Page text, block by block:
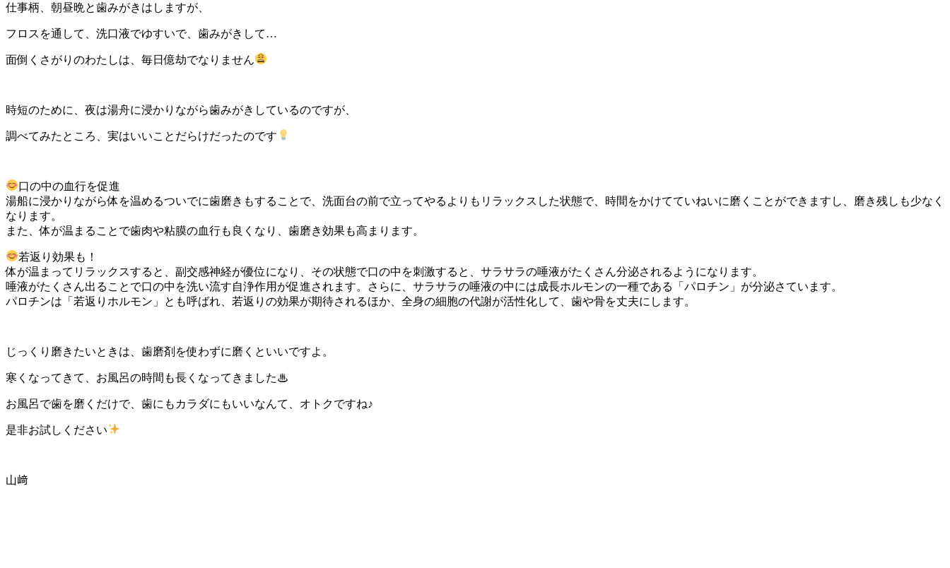
仕事柄、朝昼晩と歯みがきはしますが、
フロスを通して、洗口液でゆすいで、歯みがきして…
面倒くさがりのわたしは、毎日億劫でなりません
時短のために、夜は湯舟に浸かりながら歯みがきしているのですが、
調べてみたところ、実はいいことだらけだったのです
口の中の血行を促進
湯船に浸かりながら体を温めるついでに歯磨きもすることで、洗面台の前で立ってやるよりもリラックスした状態で、時間をかけてていねいに磨くことができますし、磨き残しも少なく
なります。
また、体が温まることで歯肉や粘膜の血行も良くなり、歯磨き効果も高まります。
若返り効果も！
体が温まってリラックスすると、副交感神経が優位になり、その状態で口の中を刺激すると、サラサラの唾液がたくさん分泌されるようになります。
唾液がたくさん出ることで口の中を洗い流す自浄作用が促進されます。さらに、サラサラの唾液の中には成長ホルモンの一種である「パロチン」が分泌さています。
パロチンは「若返りホルモン」とも呼ばれ、若返りの効果が期待されるほか、全身の細胞の代謝が活性化して、歯や骨を丈夫にします。
じっくり磨きたいときは、歯磨剤を使わずに磨くといいですよ。
寒くなってきて、お風呂の時間も長くなってきました♨
お風呂で歯を磨くだけで、歯にもカラダにもいいなんて、オトクですね♪
是非お試しください
山﨑